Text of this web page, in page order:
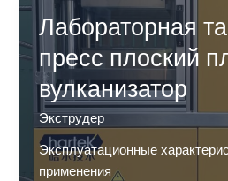
производства
ультрафильтрационных
мембран
из
полых
волокон
Лабораторная
пресс плоский
вулканизатор
Экструдер
Эксплуатационные
применения